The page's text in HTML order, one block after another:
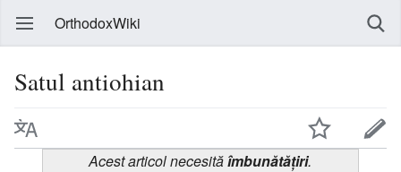
OrthodoxWiki
Satul antiohian
Acest articol necesităîmbunătățiri.